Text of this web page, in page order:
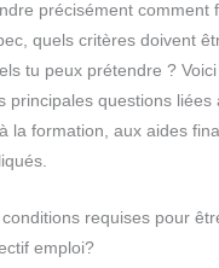
précisément comment
quels critères doivent
tu peux prétendre ?
principales questions liées
la formation, aux aides
requises pour
emploi?